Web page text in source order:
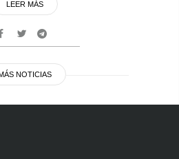
LEER MÁS
NOTICIAS